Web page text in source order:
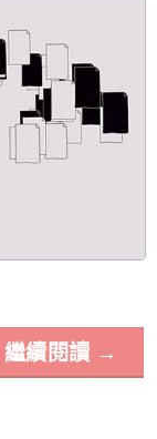
繼續閱讀 →